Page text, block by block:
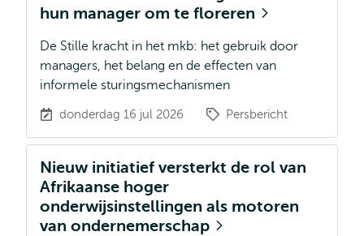
hun manager om te floreren
De Stille kracht in het mkb: het gebruik door
managers, het belang en de effecten van
informele sturingsmechanismen
donderdag 16 jul 2026 Persbericht
Nieuw initiatief versterkt de rol van
Afrikaanse hoger
onderwijsinstellingen als motoren
van ondernemerschap